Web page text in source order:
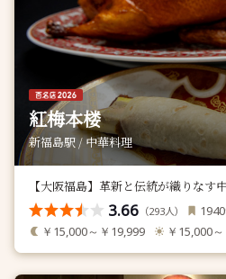
紅梅本楼
新福島駅 / 中華料理
【大阪福島】革新と伝統が織りなす
3.66 （293人）
￥15,000～￥19,999 ￥15,000